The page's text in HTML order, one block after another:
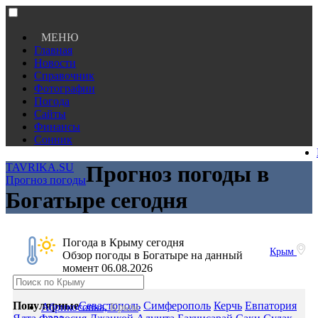
МЕНЮ
Главная
Новости
Справочник
Фотографии
Погода
Сайты
Финансы
Сонник
TAVRIKA.SU
Прогноз погодыПрогноз погоды в
Богатыре сегодня
Крым
Погода в Крыму сегодня
Обзор погоды в Богатыре на данный
момент 06.08.2026
Абрикосовка,Крым
ПопулярныеСевастополь Симферополь Керчь Евпатория